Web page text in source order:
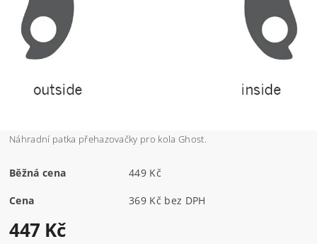
Náhradní patka přehazovačky pro kola Ghost.
Běžná cena 449 Kč
Cena 369 Kč bez DPH
447 Kč